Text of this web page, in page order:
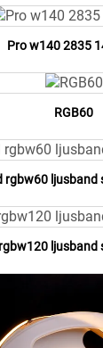
Pro w140 2835
RGB60
rgbw60 ljusband
ljusband